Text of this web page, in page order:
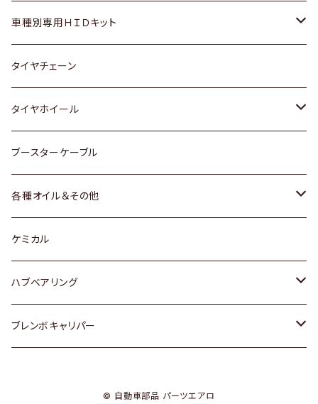
マツダ
三菱
スバル
レクサス
ダイハツ
マツダ
三菱
スバル
日産
いすゞ
ダイハツ
マツダ
三菱
スバル
スズキ
日産
ダイハツ
スバル
ホンダ
スズキ
日産
ダイハツ
マツダ
ホンダ
スズキ
日産
ダイハツ
マツダ
スバル
車種別専用ＨＩＤキット
トヨタ
マツダ
タイヤチェーン
タイヤホイール
トヨタ
ホンダ
スズキ
日産
ダイハツ
ブースターケーブル
各種オイル＆その他
ディーデル洗浄添加剤
ケミカル
ハブベアリング
トヨタ
ブレンボキャリパー
© 自動車部品 パーツエアロ